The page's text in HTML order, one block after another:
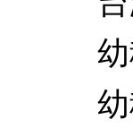
幼稚
幼稚